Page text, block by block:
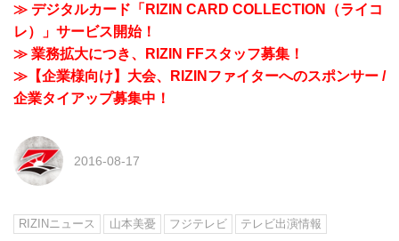
≫ デジタルカード「RIZIN CARD COLLECTION（ライコ
レ）」サービス開始！
≫ 業務拡大につき、RIZIN FFスタッフ募集！
≫【企業様向け】大会、RIZINファイターへのスポンサー /
企業タイアップ募集中！
2016-08-17
RIZINニュース 山本美憂 フジテレビ テレビ出演情報